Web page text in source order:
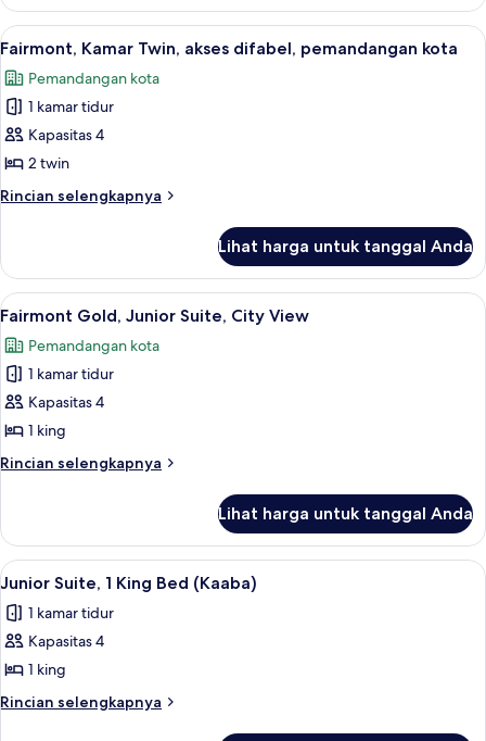
pemandangan
kota
Fairmont,
Kamar
Twin,
Tempat
Tidur
Twin,
pemandangan
kota
Lihat
semua
foto
untuk
Fairmont,
Kamar
Twin,
akses
pemandangan
kota
Seprai antialergi, tempat tidur
13
Fairmont, Kamar Twin, akses difabel, pemandangan kota
Pemandangan kota
1 kamar tidur
Kapasitas 4
2 twin
Rincian selengkapnya
Rincian
Fairmont,
Kamar
Twin,
difabel,
pemandangan
kota
Lihat harga untuk tanggal Anda
Lihat
semua
foto
untuk
Fairmont
Gold,
Junior
Suite,
View
Seprai antialergi, tempat tidur
14
Fairmont Gold, Junior Suite, City View
Pemandangan kota
1 kamar tidur
Kapasitas 4
1 king
Rincian selengkapnya
Rincian
Fairmont
Gold,
Junior
City
View
Lihat harga untuk tanggal Anda
Lihat
semua
foto
untuk
Junior
Suite,
Seprai antialergi, tempat tidur
19
Junior Suite, 1 King Bed (Kaaba)
1 kamar tidur
Kapasitas 4
1 king
Rincian selengkapnya
Rincian